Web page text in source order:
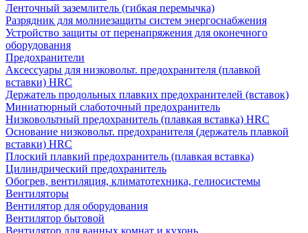
Ленточный заземлитель (гибкая перемычка)
Разрядник для молниезащиты систем энергоснабжения
Устройство защиты от перенапряжения для оконечного
оборудования
Предохранители
Аксессуары для низковольт. предохранителя (плавкой
вставки) HRC
Держатель продольных плавких предохранителей (вставок)
Миниатюрный слаботочный предохранитель
Низковольтный предохранитель (плавкая вставка) HRC
Основание низковольт. предохранителя (держатель плавкой
вставки) HRC
Плоский плавкий предохранитель (плавкая вставка)
Цилиндрический предохранитель
Обогрев, вентиляция, климатотехника, гелиосистемы
Вентиляторы
Вентилятор для оборудования
Вентилятор бытовой
Вентилятор для ванных комнат и кухонь